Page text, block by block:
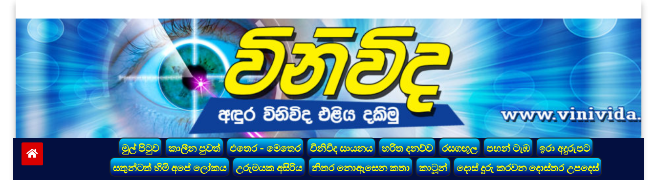
to
content
vinivida.lk
මුල් පිටුව කාලීන පුවත් එතෙර - මෙතෙර විනිවිද සායනය හරිත දනව්ව රසගඟුල පහන් ටැඹ
ඉරා අදුරුපට
සතුන්ටත් හිමි අපේ ලෝකය
උරුමයක අසිරිය නිතර නොඇසෙන කතා කාටූන් දොස් දුරු කරවන දොස්තර උපදෙස්